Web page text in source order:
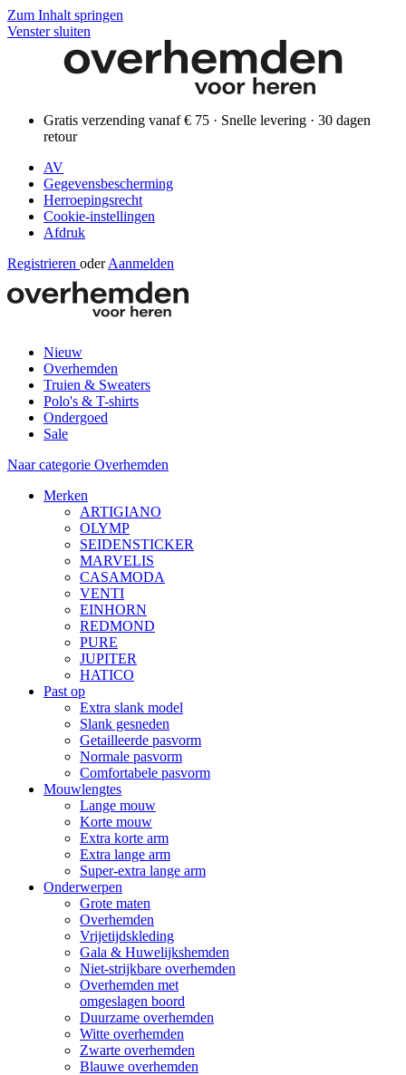
Zum Inhalt springen
Venster sluiten
Gratis verzending vanaf € 75 · Snelle levering · 30 dagen
retour
AV
Gegevensbescherming
Herroepingsrecht
Cookie-instellingen
Afdruk
Registrieren oder Aanmelden
Nieuw
Overhemden
Truien & Sweaters
Polo's & T-shirts
Ondergoed
Sale
Naar categorie Overhemden
Merken
ARTIGIANO
OLYMP
SEIDENSTICKER
MARVELIS
CASAMODA
VENTI
EINHORN
REDMOND
PURE
JUPITER
HATICO
Past op
Extra slank model
Slank gesneden
Getailleerde pasvorm
Normale pasvorm
Comfortabele pasvorm
Mouwlengtes
Lange mouw
Korte mouw
Extra korte arm
Extra lange arm
Super-extra lange arm
Onderwerpen
Grote maten
Overhemden
Vrijetijdskleding
Gala & Huwelijkshemden
Niet-strijkbare overhemden
Overhemden met
omgeslagen boord
Duurzame overhemden
Witte overhemden
Zwarte overhemden
Blauwe overhemden